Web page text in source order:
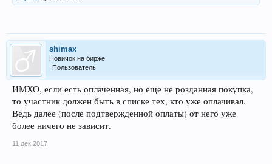
shimax
Новичок на бирже
Пользователь
ИМХО, если есть оплаченная, но еще не розданная покупка,
то участник должен быть в списке тех, кто уже оплачивал.
Ведь далее (после подтвержденной оплаты) от него уже
более ничего не зависит.
11 дек 2017